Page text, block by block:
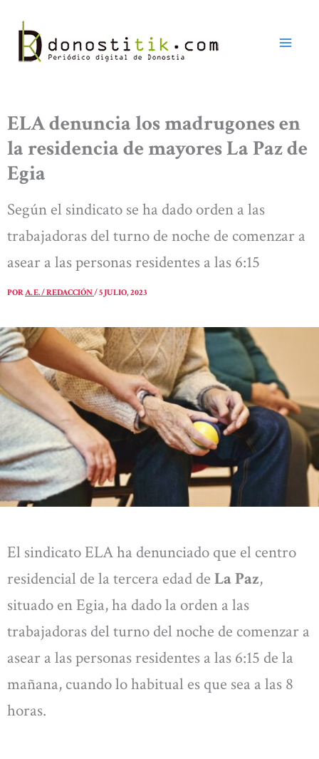
contenido
ELA denuncia los madrugones en
la residencia de mayores La Paz de
Egia
Según el sindicato se ha dado orden a las
trabajadoras del turno de noche de comenzar a
asear a las personas residentes a las 6:15
PORA. E. / REDACCIÓN/5 JULIO, 2023
El sindicato ELA ha denunciado que el centro
residencial de la tercera edad de La Paz,
situado en Egia, ha dado la orden a las
trabajadoras del turno del noche de comenzar a
asear a las personas residentes a las 6:15 de la
mañana, cuando lo habitual es que sea a las 8
horas.